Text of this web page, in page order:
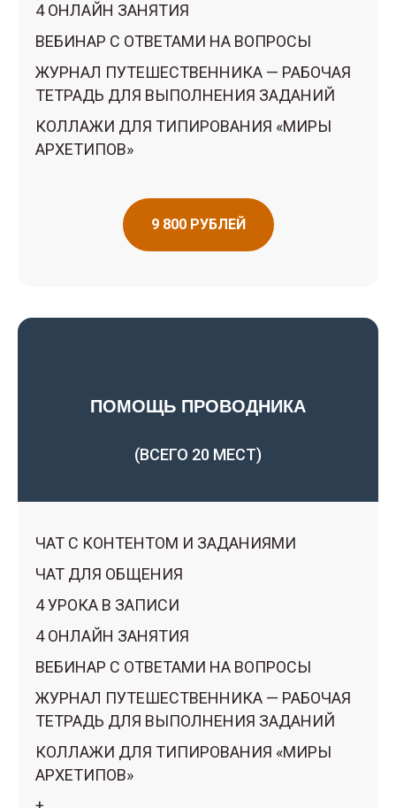
4 ОНЛАЙН ЗАНЯТИЯ
ВЕБИНАР С ОТВЕТАМИ НА ВОПРОСЫ
ЖУРНАЛ ПУТЕШЕСТВЕННИКА — РАБОЧАЯ
ТЕТРАДЬ ДЛЯ ВЫПОЛНЕНИЯ ЗАДАНИЙ
КОЛЛАЖИ ДЛЯ ТИПИРОВАНИЯ «МИРЫ
АРХЕТИПОВ»
9 800 РУБЛЕЙ
ПОМОЩЬ ПРОВОДНИКА
(ВСЕГО 20 МЕСТ)
ЧАТ С КОНТЕНТОМ И ЗАДАНИЯМИ
ЧАТ ДЛЯ ОБЩЕНИЯ
4 УРОКА В ЗАПИСИ
4 ОНЛАЙН ЗАНЯТИЯ
ВЕБИНАР С ОТВЕТАМИ НА ВОПРОСЫ
ЖУРНАЛ ПУТЕШЕСТВЕННИКА — РАБОЧАЯ
ТЕТРАДЬ ДЛЯ ВЫПОЛНЕНИЯ ЗАДАНИЙ
КОЛЛАЖИ ДЛЯ ТИПИРОВАНИЯ «МИРЫ
АРХЕТИПОВ»